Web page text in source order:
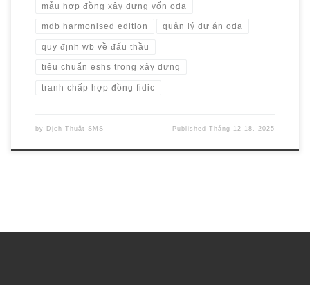
mẫu hợp đồng xây dựng vốn oda
mdb harmonised edition quản lý dự án oda
quy định wb về đấu thầu
tiêu chuẩn eshs trong xây dựng
tranh chấp hợp đồng fidic
by Dịch Thuật SMS PublishedTháng 12 18, 2025